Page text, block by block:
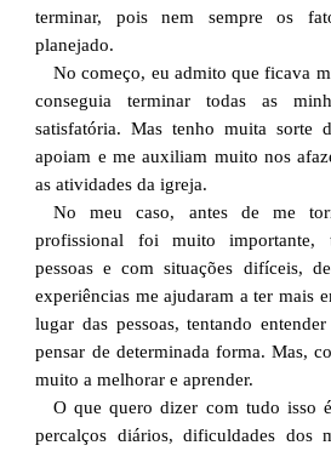
terminar, pois nem sempre os
planejado.
No começo, eu admito que ficava
conseguia terminar todas as
satisfatória. Mas tenho muita sorte
apoiam e me auxiliam muito nos
as atividades da igreja.
No meu caso, antes de me
profissional foi muito
pessoas e com situações difíceis,
experiências me ajudaram a ter mais
lugar das pessoas, tentando
pensar de determinada forma. Mas,
muito a melhorar e aprender.
O que quero dizer com tudo isso
percalços diários, dificuldades dos